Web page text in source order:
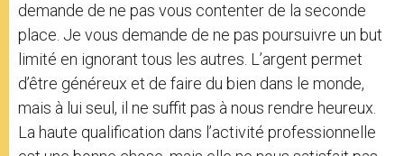
demande de ne pas vous contenter de la seconde
place. Je vous demande de ne pas poursuivre un but
limité en ignorant tous les autres. L’argent permet
d’être généreux et de faire du bien dans le monde,
mais à lui seul, il ne suffit pas à nous rendre heureux.
La haute qualification dans l’activité professionnelle